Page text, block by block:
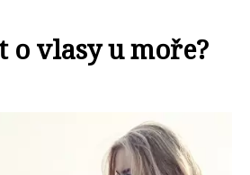
o vlasy u moře?